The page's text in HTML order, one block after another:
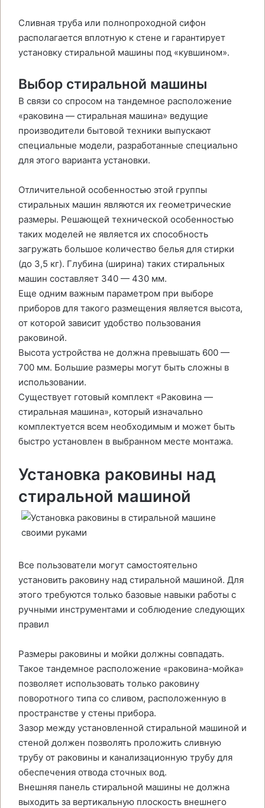
Сливная труба или полнопроходной сифон
располагается вплотную к стене и гарантирует
установку стиральной машины под «кувшином».
Выбор стиральной машины
В связи со спросом на тандемное расположение
«раковина — стиральная машина» ведущие
производители бытовой техники выпускают
специальные модели, разработанные специально
для этого варианта установки.
Отличительной особенностью этой группы
стиральных машин являются их геометрические
размеры. Решающей технической особенностью
таких моделей не является их способность
загружать большое количество белья для стирки
(до 3,5 кг). Глубина (ширина) таких стиральных
машин составляет 340 — 430 мм.
Еще одним важным параметром при выборе
приборов для такого размещения является высота,
от которой зависит удобство пользования
раковиной.
Высота устройства не должна превышать 600 —
700 мм. Большие размеры могут быть сложны в
использовании.
Существует готовый комплект «Раковина —
стиральная машина», который изначально
комплектуется всем необходимым и может быть
быстро установлен в выбранном месте монтажа.
Установка раковины над
стиральной машиной
Все пользователи могут самостоятельно
установить раковину над стиральной машиной. Для
этого требуются только базовые навыки работы с
ручными инструментами и соблюдение следующих
правил
Размеры раковины и мойки должны совпадать.
Такое тандемное расположение «раковина-мойка»
позволяет использовать только раковину
поворотного типа со сливом, расположенную в
пространстве у стены прибора.
Зазор между установленной стиральной машиной и
стеной должен позволять проложить сливную
трубу от раковины и канализационную трубу для
обеспечения отвода сточных вод.
Внешняя панель стиральной машины не должна
выходить за вертикальную плоскость внешнего